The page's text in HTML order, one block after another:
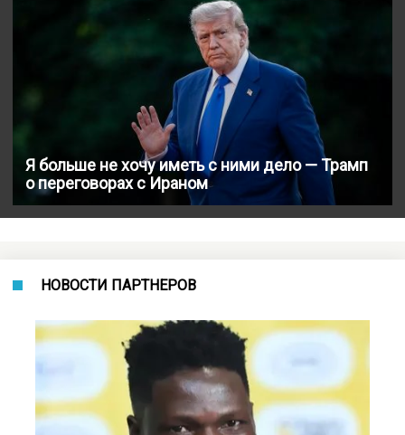
Я больше не хочу иметь с ними дело — Трамп
о переговорах с Ираном
НОВОСТИ ПАРТНЕРОВ